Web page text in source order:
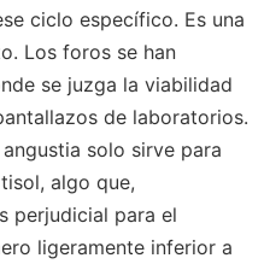
ciclo específico. Es una
Los foros se han
se juzga la viabilidad
de laboratorios.
solo sirve para
algo que,
perjudicial para el
ligeramente inferior a